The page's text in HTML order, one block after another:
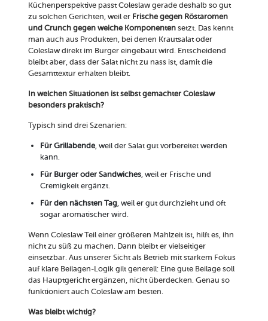
Küchenperspektive passt Coleslaw gerade deshalb so gut
zu solchen Gerichten, weil er Frische gegen Röstaromen
und Crunch gegen weiche Komponentensetzt. Das kennt
man auch aus Produkten, bei denen Krautsalat oder
Coleslaw direkt im Burger eingebaut wird. Entscheidend
bleibt aber, dass der Salat nicht zu nass ist, damit die
Gesamttextur erhalten bleibt.
In welchen Situationen ist selbst gemachter Coleslaw
besonders praktisch?
Typisch sind drei Szenarien:
Für Grillabende, weil der Salat gut vorbereitet werden
kann.
Für Burger oder Sandwiches, weil er Frische und
Cremigkeit ergänzt.
Für den nächsten Tag, weil er gut durchzieht und oft
sogar aromatischer wird.
Wenn Coleslaw Teil einer größeren Mahlzeit ist, hilft es, ihn
nicht zu süß zu machen. Dann bleibt er vielseitiger
einsetzbar. Aus unserer Sicht als Betrieb mit starkem Fokus
auf klare Beilagen-Logik gilt generell: Eine gute Beilage soll
das Hauptgericht ergänzen, nicht überdecken. Genau so
funktioniert auch Coleslaw am besten.
Was bleibt wichtig?